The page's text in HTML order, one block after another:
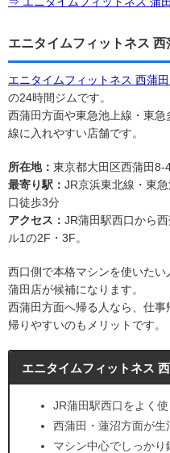
エニタイムフィットネス 西
エニタイムフィットネス 西蒲
の24時間ジムです。
西蒲田方面や東急池上線・東
線に入れやすい店舗です。
所在地： 東京都大田区西蒲田
最寄り駅： JR京浜東北線・東
口徒歩3分
アクセス： JR蒲田駅西口から
ル1の2F・3F。
西口側で本格マシンを使いた
蒲田店が候補になります。
西蒲田方面へ帰る人なら、仕
帰りやすいのもメリットです。
エニタイムフィットネス
JR蒲田駅西口をよく使
西蒲田・蓮沼方面が生
マシン中心でしっかり